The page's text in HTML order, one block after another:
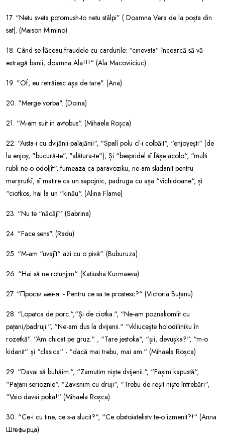
17. “Netu sveta potomush-to netu stâlpi” ( Doamna Vera de la poșta din
sat). (Maison Mimino)
18. Când se făceau fraudele cu cardurile: “cinevata” încearcă să vă
extragă banii, doamna Ala!!!“ (Ala Macoviiciuc)
19. "Of, eu retrăiesc așa de tare". (Ana)
20. "Merge vorba". (Doina)
21. “M-am suit in avtobus“. (Mihaela Roșca)
22. “Aista-i cu dvijănii-palajănii“, “Spalî polu cî-i colbăit“, “enjoyești“ (de
la enjoy, "bucură-te", "alătura-te"), Și “bespridel sî fășe acolo“, “multi
rubli ne-o odoljît“, fumeaza ca paravoziku, ne-am skidanit pentru
marșrutkî, sî matire ca un sapojnic, padruga cu așa “vîchidoane“, și
“ciotkos, hai la un “kinău“. (Alina Flame)
23. “Nu te “năcăjî“. (Sabrina)
24. "Face sens". (Radu)
25. “M-am “uvajît“ azi cu o pivă“. (Buburuza)
26. “Hai să ne rotunjim“. (Katiusha Kurmaeva)
27. “Прости меня. - Pentru ce sa te prostesc?“ (Victoria Buțanu)
28. “Lopatca de porc.“,“Și de ciotka.“, “Ne-am poznakomlit cu
pațani/padruji.“, “Ne-am dus la dvijenii.“ “vkliucește holodiliniku în
rozetkă”. “Am chicat pe gruz.“ , “Tare jestoka“, “șii, devușka?“, “m-o
kidanit“. și “clasica“ - “dacă mai trebu, mai am.“ (Mihaela Roșca)
29. “Davai să buhăim.“, “Zamutim niște dvijenii.“, “Fașim kapustă“,
“Pațani serioznie“. “Zavisnim cu druji“, “Trebu de reșit niște întrebări“,
“Vsio davai poka!“ (Mihaela Roșca)
30. “Ce-i cu tine, ce s-a slucit?“, “Ce obstoiatelistv te-o izmenit?!“ (Алла
Штефырца)